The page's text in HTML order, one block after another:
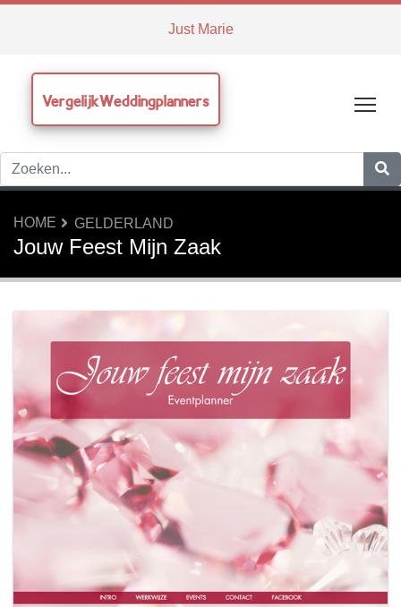
Just Marie
VergelijkWeddingplanners
HOME GELDERLAND
Jouw Feest Mijn Zaak